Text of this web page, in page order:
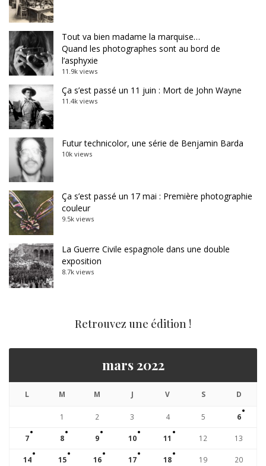
Tout va bien madame la marquise…
Quand les photographes sont au bord de
l’asphyxie
11.9k views
Ça s’est passé un 11 juin : Mort de John Wayne
11.4k views
Futur technicolor, une série de Benjamin Barda
10k views
Ça s’est passé un 17 mai : Première photographie
couleur
9.5k views
La Guerre Civile espagnole dans une double
exposition
8.7k views
Retrouvez une édition !
mars 2022
L M M J V S D
1 2 3 4 5 6
7 8 9 10 11 12 13
14 15 16 17 18 19 20